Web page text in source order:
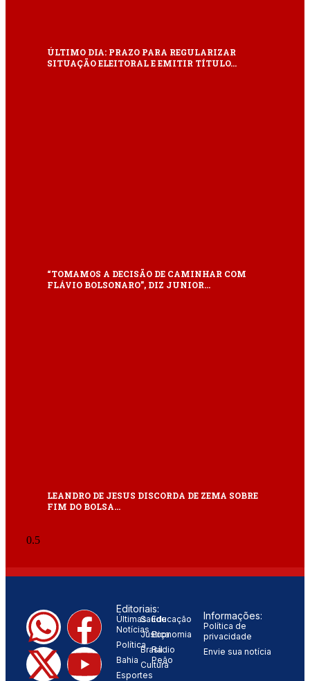
ÚLTIMO DIA: PRAZO PARA REGULARIZAR
SITUAÇÃO ELEITORAL E EMITIR TÍTULO…
“TOMAMOS A DECISÃO DE CAMINHAR COM
FLÁVIO BOLSONARO”, DIZ JUNIOR…
LEANDRO DE JESUS DISCORDA DE ZEMA SOBRE
FIM DO BOLSA…
Editoriais:
Últimas
Notícias
Política
Bahia
Esportes
Saúde
Justiça
Brasil
Cultura
Educação
Economia
Rádio
Peão
Informações:
Política de
privacidade
Envie sua notícia